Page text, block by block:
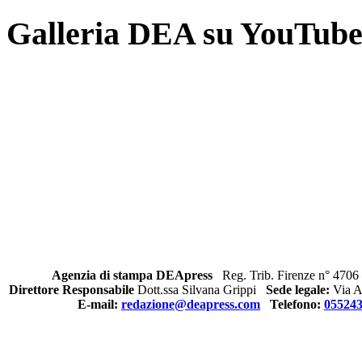
Galleria DEA su YouTube
Agenzia di stampa DEApress Reg. Trib. Firenze n° 4706
Direttore Responsabile Dott.ssa Silvana Grippi Sede legale: Via
E-mail: redazione@deapress.com Telefono: